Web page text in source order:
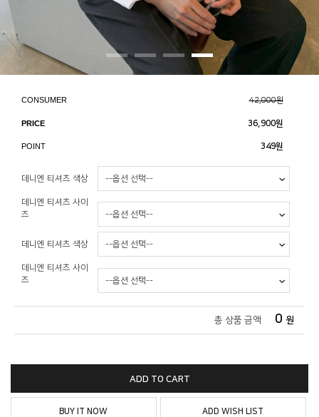
CONSUMER 42,000원
PRICE 36,900원
POINT 349원
데니엔 티셔츠 색상
데니엔 티셔츠 사이
즈
데니엔 티셔츠 색상
데니엔 티셔츠 사이
즈
총 상품 금액 0 원
ADD TO CART
BUY IT NOW ADD WISH LIST